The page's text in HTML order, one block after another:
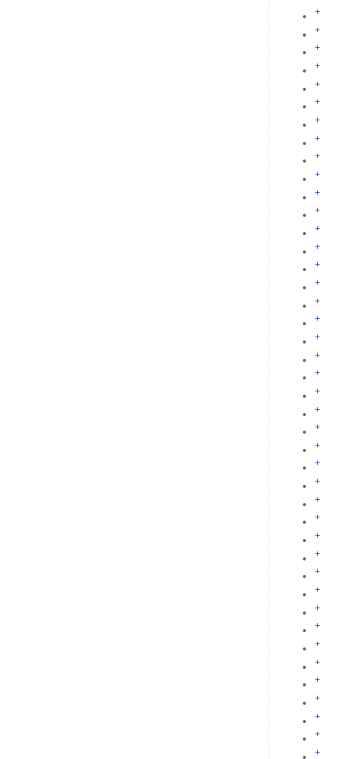
+
+
+
+
+
+
+
+
+
+
+
+
+
+
+
+
+
+
+
+
+
+
+
+
+
+
+
+
+
+
+
+
+
+
+
+
+
+
+
+
+
+